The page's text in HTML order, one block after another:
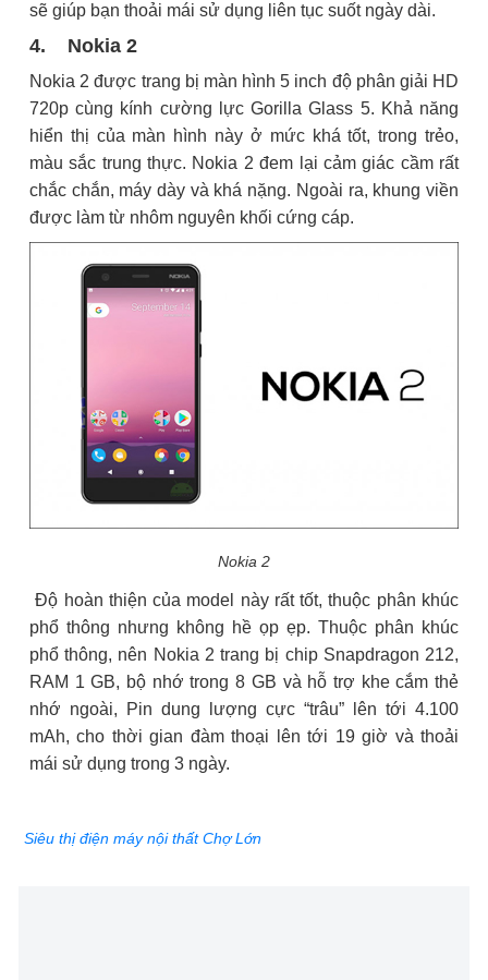
sẽ giúp bạn thoải mái sử dụng liên tục suốt ngày dài.
4. Nokia 2
Nokia 2 được trang bị màn hình 5 inch độ phân giải HD
720p cùng kính cường lực Gorilla Glass 5. Khả năng
hiển thị của màn hình này ở mức khá tốt, trong trẻo,
màu sắc trung thực. Nokia 2 đem lại cảm giác cầm rất
chắc chắn, máy dày và khá nặng. Ngoài ra, khung viền
được làm từ nhôm nguyên khối cứng cáp.
Nokia 2
Độ hoàn thiện của model này rất tốt, thuộc phân khúc
phổ thông nhưng không hề ọp ẹp. Thuộc phân khúc
phổ thông, nên Nokia 2 trang bị chip Snapdragon 212,
RAM 1 GB, bộ nhớ trong 8 GB và hỗ trợ khe cắm thẻ
nhớ ngoài, Pin dung lượng cực “trâu” lên tới 4.100
mAh, cho thời gian đàm thoại lên tới 19 giờ và thoải
mái sử dụng trong 3 ngày.
Siêu thị điện máy nội thất Chợ Lớn